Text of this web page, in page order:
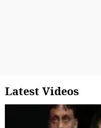
Latest Videos